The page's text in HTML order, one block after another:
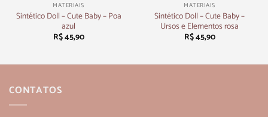
MATERIAIS
Sintético Doll – Cute Baby – Poa
azul
R$45,90
MATERIAIS
Sintético Doll – Cute Baby –
Ursos e Elementos rosa
R$45,90
CONTATOS